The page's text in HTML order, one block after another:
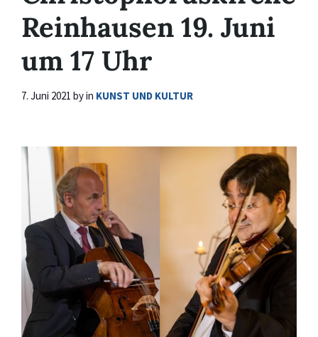
Reinhausen 19. Juni
um 17 Uhr
7. Juni 2021 byin KUNST UND KULTUR